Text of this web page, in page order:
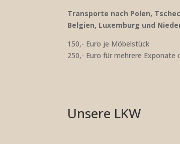
Transporte nach Polen,
Belgien, Luxemburg und
150,- Euro je Möbelstück
250,- Euro für mehrere
Unsere LKW